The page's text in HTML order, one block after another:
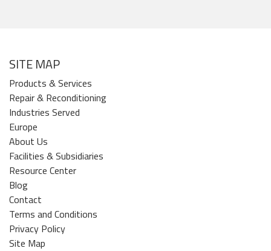
SITE MAP
Products & Services
Repair & Reconditioning
Industries Served
Europe
About Us
Facilities & Subsidiaries
Resource Center
Blog
Contact
Terms and Conditions
Privacy Policy
Site Map